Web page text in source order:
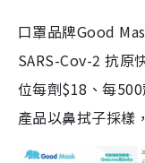
口罩品牌Good
SARS-Cov-2 抗原
位每劑$18、每
產品以鼻拭子採樣